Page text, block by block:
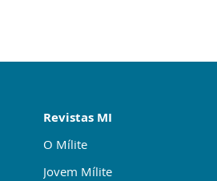
Revistas MI
O Mílite
Jovem Mílite